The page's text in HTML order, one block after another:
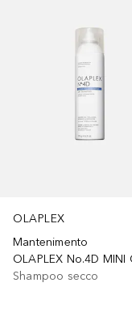
OLAPLEX
Mantenimento
Shampoo secco